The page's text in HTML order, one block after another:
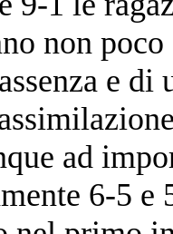
non
e
ad
6-5 e